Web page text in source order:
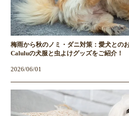
梅雨から秋のノミ・ダニ対策：愛犬との
Caluluの犬服と虫よけグッズをご紹介！
2026/06/01